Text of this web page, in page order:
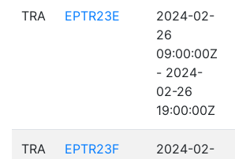
TRA EPTR23E
2024-02-
26
09:00:00Z
- 2024-
02-26
19:00:00Z
TRA EPTR23F
2024-02-